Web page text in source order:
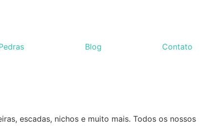
Blog Contato
escadas, nichos e muito mais. Todos os nossos